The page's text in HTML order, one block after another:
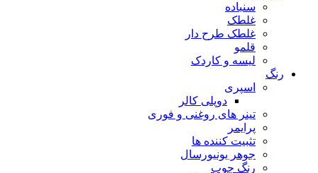
سنباده
غلطک
غلطک طرح دار
قلمو
لیسه و کاردک
رنگ
اسپری
دوپلی کالر
تینر های روغنی و فوری
پرایمر
تثبیت کننده ها
جوهر یونیورسال
رنگ چوب